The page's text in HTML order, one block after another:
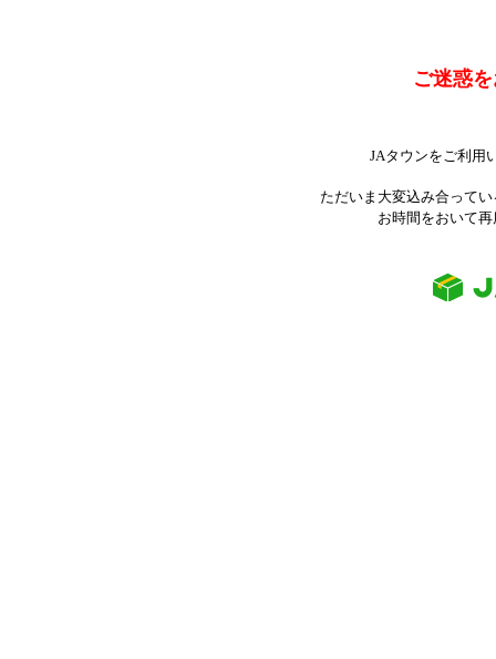
ご迷惑
JAタウンをご利用
ただいま大変込み合って
お時間をおいて